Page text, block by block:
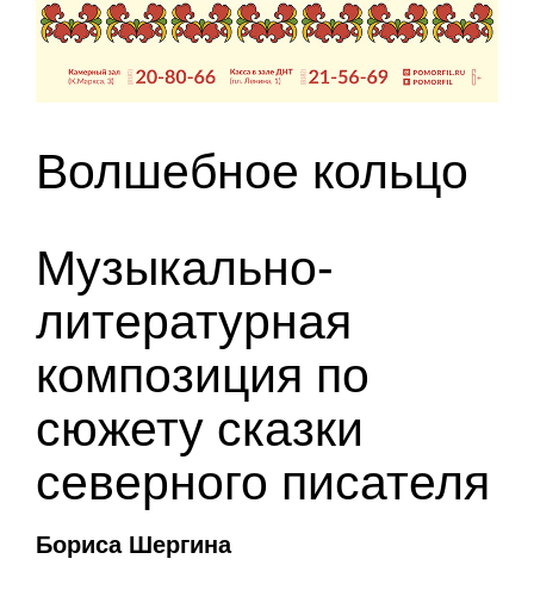
Волшебное кольцо
Музыкально-
литературная
композиция по
сюжету сказки
северного писателя
Бориса Шергина